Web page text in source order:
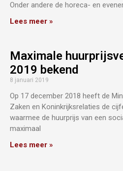
Onder andere de horeca- en
Lees meer »
Maximale
2019 bekend
8 januari 2019
Op 17 december 2018 heeft de
Zaken en Koninkrijksrelaties de
waarmee de huurprijs van een
maximaal
Lees meer »